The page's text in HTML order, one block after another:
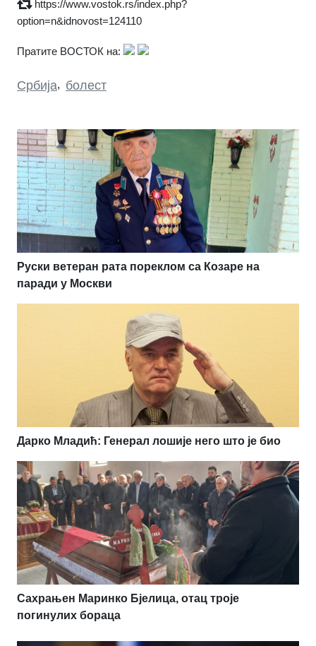
https://www.vostok.rs/index.php?
option=n&idnovost=124110
Пратите ВОСТОК на:
Србија, болест
Руски ветеран рата пореклом са Козаре на
паради у Москви
Дарко Младић: Генерал лошије него што је био
Сахрањен Маринко Бјелица, отац троје
погинулих бораца